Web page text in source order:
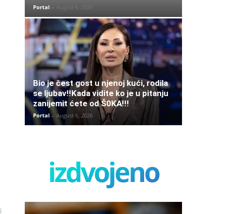
Portal - August 6, 2026
Bio je čest gost u njenoj kući, rodila
se ljubav!!Kada vidite ko je u pitanju
zanijemit ćete od Š0KA!!!
Portal - August 6, 2026
izdvojeno